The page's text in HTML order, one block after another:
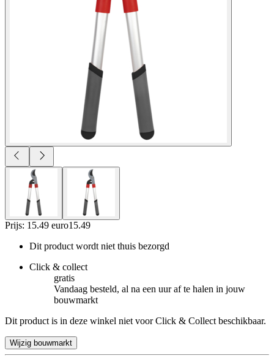
Prijs: 15.49 euro15.49
Dit product wordt niet thuis bezorgd
Click & collect
gratis
Vandaag besteld, al na een uur af te halen in jouw
bouwmarkt
Dit product is in deze winkel niet voor Click & Collect beschikbaar.
Wijzig bouwmarkt